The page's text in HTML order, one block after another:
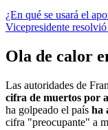
¿En qué se usará el
Vicepresidente
Ola de calor
Las autoridades de
cifra de muertos por
ha golpeado el país ha
cifra "preocupante" a